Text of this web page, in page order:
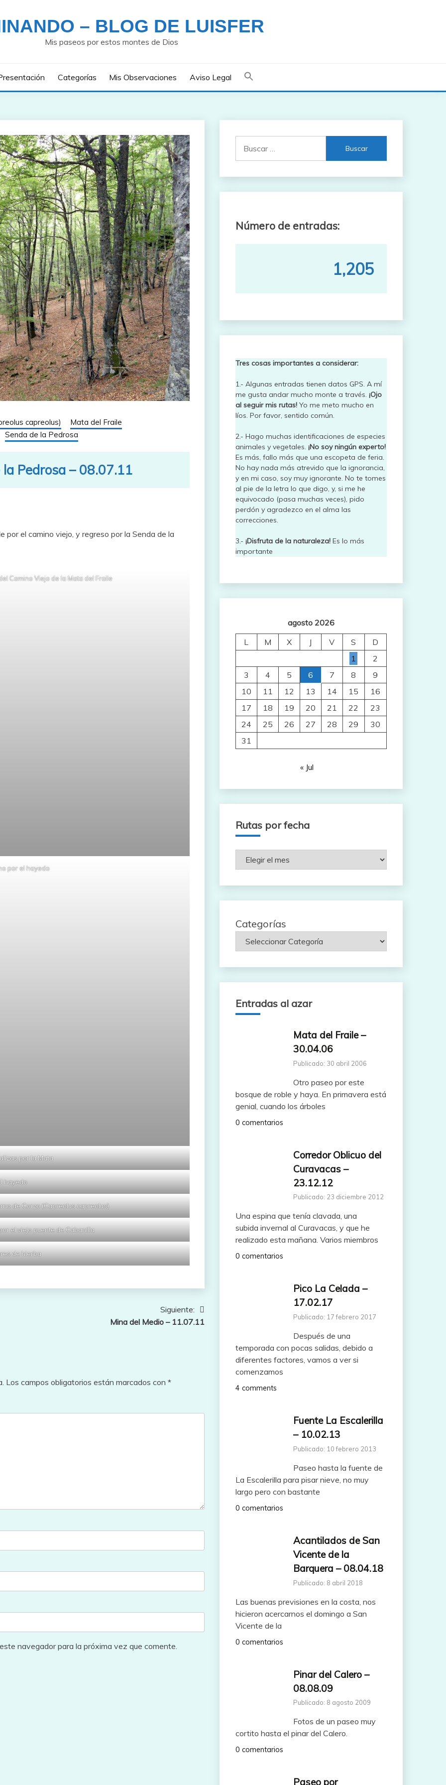
– BLOG DE LUISFER
Mis paseos por estos montes de Dios
Categorías Mis Observaciones Aviso Legal
capreolus)
Mata del Fraile
Senda de la Pedrosa
Pedrosa – 08.07.11
por el camino viejo, y regreso por la Senda de la
Camino Viejo de la Mata del Fraile
por el hayedo
por la Mata
hayedo
de Corzo (Capreolus capreolus)
el viejo puente de Cabanilla
de hierba
Siguiente:
Mina del Medio – 11.07.11
Los campos obligatorios están marcados con *
navegador para la próxima vez que comente.
Número de entradas:
1,205
Tres cosas importantes a considerar:
1.- Algunas entradas tienen datos GPS. A mí
me gusta andar mucho monte a través. ¡Ojo
al seguir mis rutas!Yo me meto mucho en
líos. Por favor, sentido común.
2.- Hago muchas identificaciones de especies
animales y vegetales. ¡No soy ningún experto!
Es más, fallo más que una escopeta de feria.
No hay nada más atrevido que la ignorancia,
y en mi caso, soy muy ignorante. No te tomes
al pie de la letra lo que digo, y, si me he
equivocado (pasa muchas veces), pido
perdón y agradezco en el alma las
correcciones.
3.- ¡Disfruta de la naturaleza!Es lo más
importante
agosto 2026
L
M X J V S
D
1
2
3
4 5 6 7 8
9
10
11 12 13 14 15
16
17
18 19 20 21 22
23
24
25 26 27 28 29
30
31
« Jul
Rutas por fecha
Rutas
Categorías
Entradas al azar
Mata del Fraile –
30.04.06
Publicado: 30 abril 2006
Otro paseo por este
bosque de roble y haya. En primavera está
genial, cuando los árboles
0 comentarios
Corredor Oblicuo del
Curavacas –
23.12.12
Publicado: 23 diciembre 2012
Una espina que tenía clavada, una
subida invernal al Curavacas, y que he
realizado esta mañana. Varios miembros
0 comentarios
Pico La Celada –
17.02.17
Publicado: 17 febrero 2017
Después de una
temporada con pocas salidas, debido a
diferentes factores, vamos a ver si
comenzamos
4 comments
Fuente La Escalerilla
– 10.02.13
Publicado: 10 febrero 2013
Paseo hasta la fuente de
La Escalerilla para pisar nieve, no muy
largo pero con bastante
0 comentarios
Acantilados de San
Vicente de la
Barquera – 08.04.18
Publicado: 8 abril 2018
Las buenas previsiones en la costa, nos
hicieron acercarnos el domingo a San
Vicente de la
0 comentarios
Pinar del Calero –
08.08.09
Publicado: 8 agosto 2009
Fotos de un paseo muy
cortito hasta el pinar del Calero.
0 comentarios
Paseo por